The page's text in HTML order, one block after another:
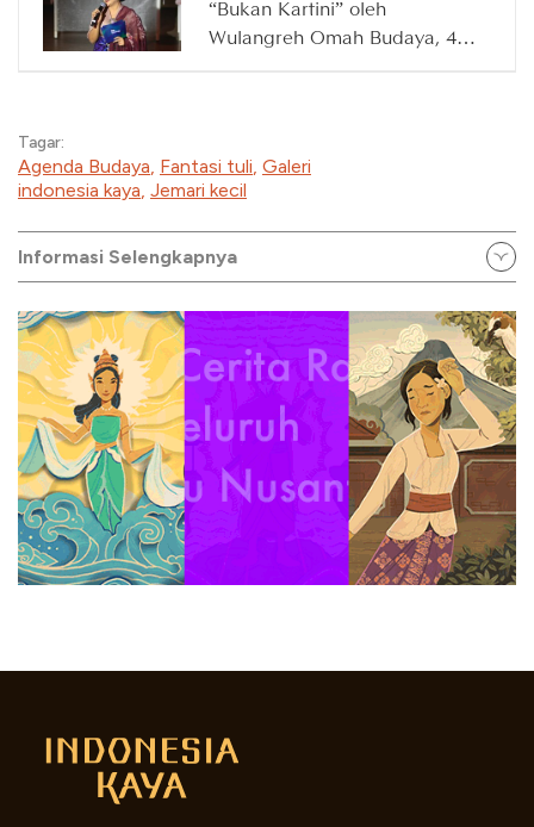
“Bukan Kartini” oleh
Wulangreh Omah Budaya, 4
Tagar:
Agenda Budaya, Fantasi tuli, Galeri
indonesia kaya, Jemari kecil
Informasi Selengkapnya